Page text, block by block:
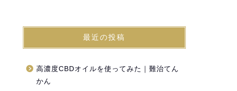
最近の投稿
高濃度CBDオイルを使ってみた｜難治てん
かん